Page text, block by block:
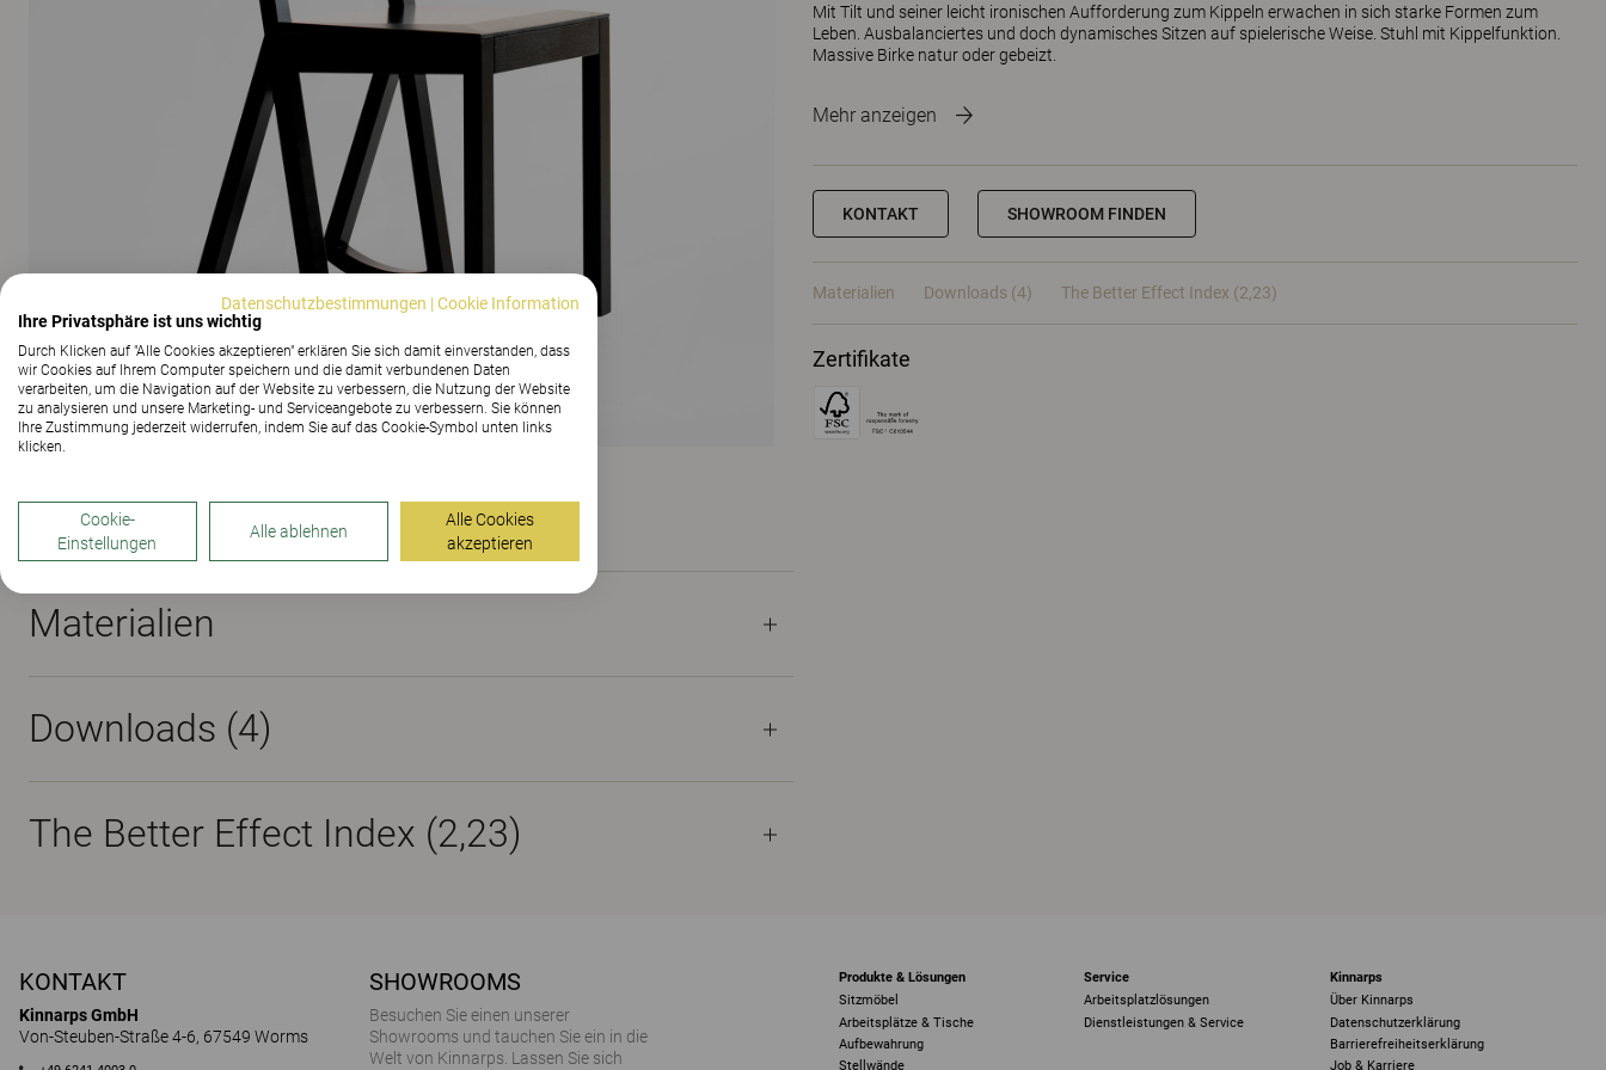
Mit Tilt und seiner leicht ironischen Aufforderung zum Kippeln erwachen in sich starke Formen zum
Leben. Ausbalanciertes und doch dynamisches Sitzen auf spielerische Weise. Stuhl mit Kippelfunktion.
Massive Birke natur oder gebeizt.
Mehr anzeigen
KONTAKT SHOWROOM FINDEN
Materialien Downloads (4) The Better Effect Index (2,23)
Zertifikate
ALLE BILDER ANZEIGEN
Materialien
Downloads (4)
The Better Effect Index (2,23)
KONTAKT
Kinnarps GmbH
Von-Steuben-Straße 4-6, 67549 Worms
SHOWROOMS
Besuchen Sie einen unserer
Showrooms und tauchen Sie ein in die
Welt von Kinnarps. Lassen Sie sich
Produkte & Lösungen
Sitzmöbel
Arbeitsplätze & Tische
Aufbewahrung
Stellwände
Service
Arbeitsplatzlösungen
Dienstleistungen & Service
Kinnarps
Über Kinnarps
Datenschutzerklärung
Barrierefreiheits­erklärung
Job & Karriere
Datenschutzbestimmungen |Cookie Information
Ihre Privatsphäre ist uns wichtig
Durch Klicken auf "Alle Cookies akzeptieren" erklären Sie sich damit einverstanden, dass
wir Cookies auf Ihrem Computer speichern und die damit verbundenen Daten
verarbeiten, um die Navigation auf der Website zu verbessern, die Nutzung der Website
zu analysieren und unsere Marketing- und Serviceangebote zu verbessern. Sie können
Ihre Zustimmung jederzeit widerrufen, indem Sie auf das Cookie-Symbol unten links
klicken.
Cookie-
Einstellungen
Alle ablehnen
Alle Cookies
akzeptieren